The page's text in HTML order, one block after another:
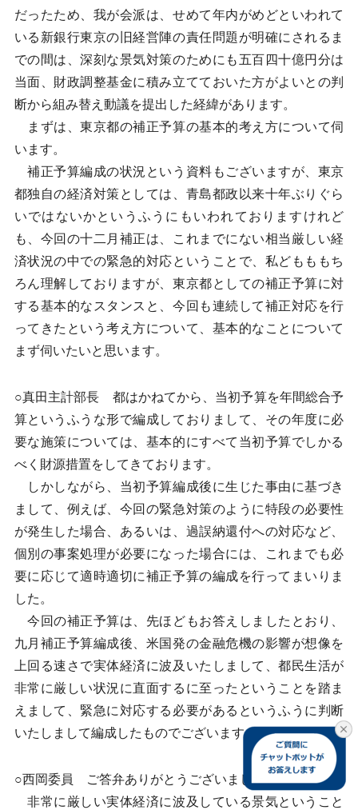
だったため、我が会派は、せめて年内がめどといわれて
いる新銀行東京の旧経営陣の責任問題が明確にされるま
での間は、深刻な景気対策のためにも五百四十億円分は
当面、財政調整基金に積み立てておいた方がよいとの判
断から組み替え動議を提出した経緯があります。
まずは、東京都の補正予算の基本的考え方について伺
います。
補正予算編成の状況という資料もございますが、東京
都独自の経済対策としては、青島都政以来十年ぶりぐら
いではないかというふうにもいわれておりますけれど
も、今回の十二月補正は、これまでにない相当厳しい経
済状況の中での緊急的対応ということで、私どもももち
ろん理解しておりますが、東京都としての補正予算に対
する基本的なスタンスと、今回も連続して補正対応を行
ってきたという考え方について、基本的なことについて
まず伺いたいと思います。
○真田主計部長 都はかねてから、当初予算を年間総合予
算というふうな形で編成しておりまして、その年度に必
要な施策については、基本的にすべて当初予算でしかる
べく財源措置をしてきております。
しかしながら、当初予算編成後に生じた事由に基づき
まして、例えば、今回の緊急対策のように特段の必要性
が発生した場合、あるいは、過誤納還付への対応など、
個別の事案処理が必要になった場合には、これまでも必
要に応じて適時適切に補正予算の編成を行ってまいりま
した。
今回の補正予算は、先ほどもお答えしましたとおり、
九月補正予算編成後、米国発の金融危機の影響が想像を
上回る速さで実体経済に波及いたしまして、都民生活が
非常に厳しい状況に直面するに至ったということを踏ま
えまして、緊急に対応する必要があるというふうに判断
いたしまして編成したものでございます。
○西岡委員 ご答弁ありがとうございました。
非常に厳しい実体経済に波及している景気ということ